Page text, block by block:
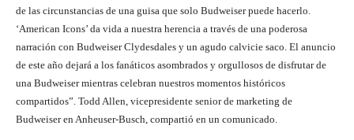
de las circunstancias de una guisa que solo Budweiser puede hacerlo.
‘American Icons’ da vida a nuestra herencia a través de una poderosa
narración con Budweiser Clydesdales y un agudo calvicie saco. El anuncio
de este año dejará a los fanáticos asombrados y orgullosos de disfrutar de
una Budweiser mientras celebran nuestros momentos históricos
compartidos”. Todd Allen, vicepresidente senior de marketing de
Budweiser en Anheuser-Busch, compartió en un comunicado.